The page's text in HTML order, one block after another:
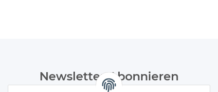
Newsletter Abonnieren